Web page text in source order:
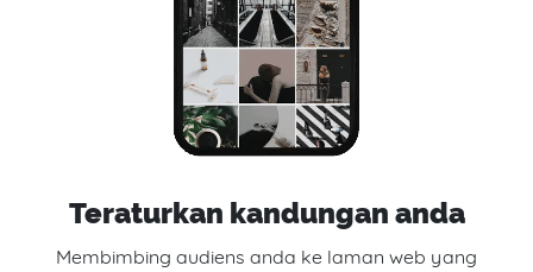
Teraturkan kandungan anda
Membimbing audiens anda ke laman web yang